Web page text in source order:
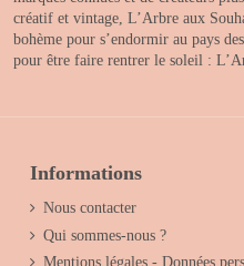
créatif et vintage, L’Arbre aux
bohème pour s’endormir au pays
pour être faire rentrer le soleil :
Informations
Nous contacter
Qui sommes-nous ?
Mentions légales - Données